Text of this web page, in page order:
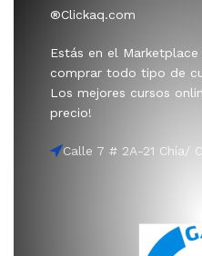
®Clickaq.com
Estás en el
comprar todo tipo de
Los mejores cursos
precio!
Calle 7 # 2A-21 Chía/